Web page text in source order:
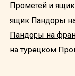
Прометей и
ящик Пандоры
Пандоры на
на турецком